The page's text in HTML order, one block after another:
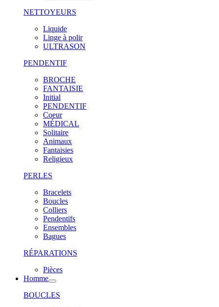
NETTOYEURS
Liquide
Linge à polir
ULTRASON
PENDENTIF
BROCHE
FANTAISIE
Initial
PENDENTIF
Coeur
MÉDICAL
Solitaire
Animaux
Fantaisies
Religieux
PERLES
Bracelets
Boucles
Colliers
Pendentifs
Ensembles
Bagues
RÉPARATIONS
Pièces
Homme
BOUCLES